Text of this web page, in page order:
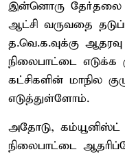
இன்னொரு தேர்தலை
ஆட்சி வருவதை
த.வெ.க.வுக்கு
நிலைபாட்டை
கட்சிகளின் மாநில
எடுத்துள்ளோம்.
அதோடு, கம்யூனிஸ்ட்
நிலைபாட்டை